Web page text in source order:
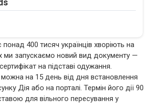
понад 400 тисяч українців хворіють на
ми запускаємо новий вид документу —
на підставі одужання.
можна на 15 день від дня встановлення
Дія або на порталі. Термін його дії 90
для вільного пересування у